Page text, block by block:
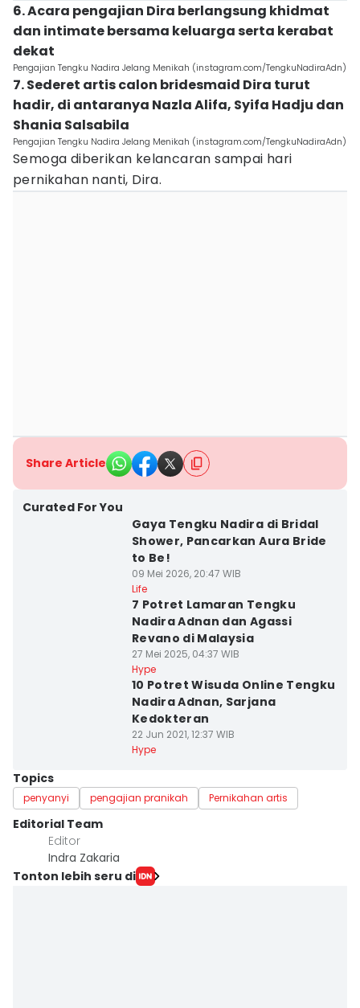
6. Acara pengajian Dira berlangsung khidmat
dan intimate bersama keluarga serta kerabat
dekat
Pengajian Tengku Nadira Jelang Menikah (instagram.com/TengkuNadiraAdn)
7. Sederet artis calon bridesmaid Dira turut
hadir, di antaranya Nazla Alifa, Syifa Hadju dan
Shania Salsabila
Pengajian Tengku Nadira Jelang Menikah (instagram.com/TengkuNadiraAdn)
Semoga diberikan kelancaran sampai hari
pernikahan nanti, Dira.
Share Article
Curated For You
Gaya Tengku Nadira di Bridal
Shower, Pancarkan Aura Bride
to Be!
09 Mei 2026, 20:47 WIB
Life
7 Potret Lamaran Tengku
Nadira Adnan dan Agassi
Revano di Malaysia
27 Mei 2025, 04:37 WIB
Hype
10 Potret Wisuda Online Tengku
Nadira Adnan, Sarjana
Kedokteran
22 Jun 2021, 12:37 WIB
Hype
Topics
penyanyi pengajian pranikah Pernikahan artis
Editorial Team
Editor
Indra Zakaria
Tonton lebih seru di